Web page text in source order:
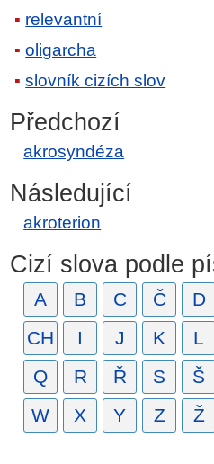
relevantní
oligarcha
slovník cizích slov
Předchozí
akrosyndéza
Následující
akroterion
Cizí slova podle
A B C Č D
CH
I J K L
Q
R Ř S Š
W
X Y Z Ž